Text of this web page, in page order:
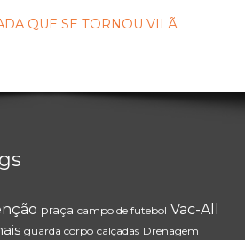
QUE SE TORNOU VILÃ
praça campo de futebol Vac-All
guarda corpo calçadas Drenagem